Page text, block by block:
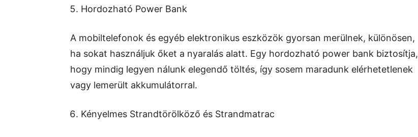
Hordozható Power Bank
A mobiltelefonok és egyéb elektronikus eszközök gyorsan merülnek, különösen,
ha sokat használjuk őket a nyaralás alatt. Egy hordozható power bank biztosítja,
hogy mindig legyen nálunk elegendő töltés, így sosem maradunk elérhetetlenek
vagy lemerült akkumulátorral.
Kényelmes Strandtörölköző és Strandmatrac